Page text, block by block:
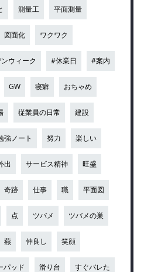
測量工 平面測量
図面化 ワクワク
ウィーク #休業日 #案内
GW 寝癖 おちゃめ
従業員の日常 建設
強ノート 努力 楽しい
出 サービス精神 旺盛
奇跡 仕事 職 平面図
点 ツバメ ツバメの巣
燕 仲良し 笑顔
パッド 滑り台 すぐバレた